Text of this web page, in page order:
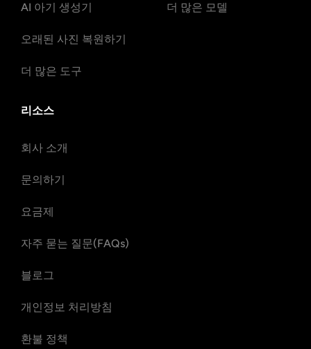
AI 아기 생성기
오래된 사진 복원하기
더 많은 도구
더 많은 모델
리소스
회사 소개
문의하기
요금제
자주 묻는 질문(FAQs)
블로그
개인정보 처리방침
환불 정책